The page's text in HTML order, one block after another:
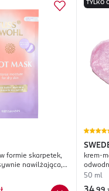
formie skarpetek,
nawilżająca,
Olej Makadamia
TYLKO
krem-
50 ml